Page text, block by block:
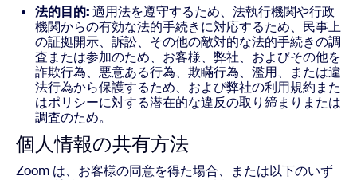
法的目的:適用法を遵守するため、法執行機関や行政
機関からの有効な法的手続きに対応するため、民事上
の証拠開示、訴訟、その他の敵対的な法的手続きの調
査または参加のため、お客様、弊社、およびその他を
詐欺行為、悪意ある行為、欺瞞行為、濫用、または違
法行為から保護するため、および弊社の利用規約また
はポリシーに対する潜在的な違反の取り締まりまたは
調査のため。
個人情報の共有方法
Zoom は、お客様の同意を得た場合、または以下のいず